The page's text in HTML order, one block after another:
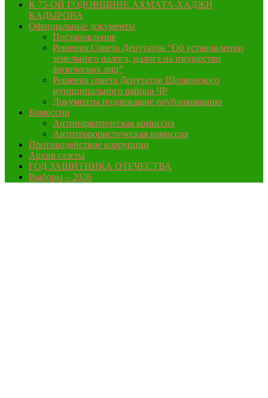
К 75-ОЙ ГОДОВЩИНЕ АХМАТА-ХАДЖИ
КАДЫРОВА
Официальные документы
Постановление
Решения Совета Депутатов “Об установлении
земельного налога, налога на имущество
физических лиц”
Решения совета Депутатов Шелковского
муниципального района ЧР
Документы подлежащие опубликованию
Комиссии
Антинаркотическая комиссия
Антитеррористическая комиссия
Противодействие коррупции
Архив газеты
ГОД ЗАЩИТНИКА ОТЕЧЕСТВА
Выборы – 2026